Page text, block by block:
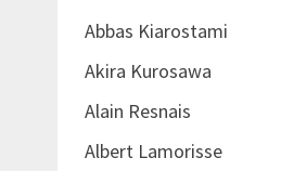
Abbas Kiarostami
Akira Kurosawa
Alain Resnais
Albert Lamorisse